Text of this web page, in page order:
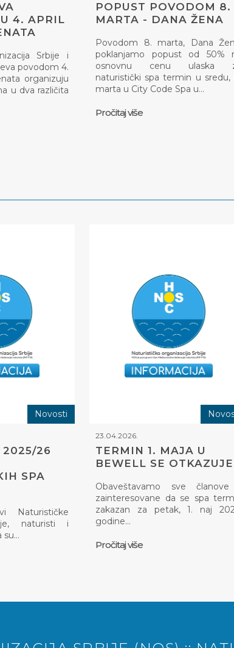
4. APRIL
Srbije i
povodom 4.
organizuju
u dva različita
POPUST POVODOM 8.
MARTA - DANA ŽENA
Povodom 8. marta, Dana
poklanjamo popust od 50%
osnovnu cenu ulaska
naturistički spa termin u sredu,
marta u City Code Spa u…
Pročitaj više
Novosti
2025/26
SPA
Naturističke
naturisti i
su…
23.04.2026.
TERMIN 1. MAJA U
BEWELL SE OTKAZUJE
Obaveštavamo sve
zainteresovane da se spa
zakazan za petak, 1. naj
godine…
Pročitaj više